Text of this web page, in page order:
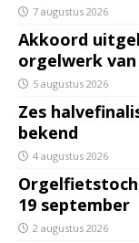
7 augustus 2026
Akkoord
orgelwerk van
5 augustus 2026
Zes
bekend
4 augustus 2026
19 september
2 augustus 2026